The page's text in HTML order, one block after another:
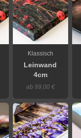
Klassisch
Leinwand
4cm
ab 99,00 €